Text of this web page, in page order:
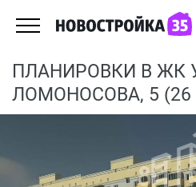
ПЛАНИРОВКИ В ЖК
ЛОМОНОСОВА, 5